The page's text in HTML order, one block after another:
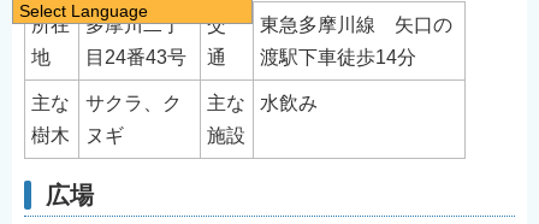
所在
地
多摩川二丁
目24番43号
交
通
東急多摩川線 矢口の
渡駅下車徒歩14分
主な
樹木
サクラ、ク
ヌギ
主な
施設
水飲み
広場
Select Language
English
简体中文
繁體中文
한국어